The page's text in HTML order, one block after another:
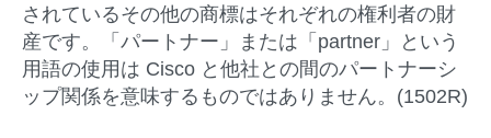
されているその他の商標はそれぞれの権利者の財
産です。「パートナー」または「partner」という
用語の使用は Cisco と他社との間のパートナーシ
ップ関係を意味するものではありません。(1502R)